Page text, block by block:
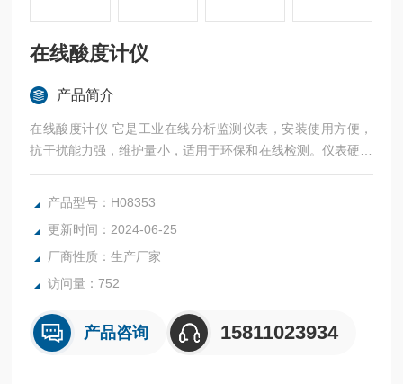
在线酸度计仪
产品简介
在线酸度计仪 它是工业在线分析监测仪表，安装使用方便，
抗干扰能力强，维护量小，适用于环保和在线检测。仪表硬件
电路采用高阻前置放大器，并采用微芯片作数据处理，测量准
确，控制精度高，运行可靠,环境适应性强。内含EEPOM，参
产品型号：H08353
更新时间：2024-06-25
厂商性质：生产厂家
访问量：752
产品咨询 15811023934